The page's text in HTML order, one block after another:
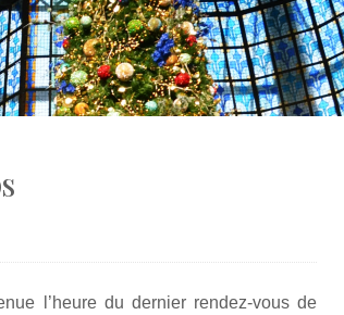
l’heure du dernier rendez-vous de